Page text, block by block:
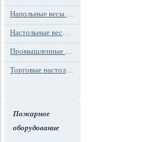
Напольные весы MAX до 1000 кг (до 1 т)
Настольные весы для фасовки MAX до 30 кг
Промышленные весы (до 100 тонн)
Торговые настольные весы MAX до 30 кг
Пожарное
оборудование